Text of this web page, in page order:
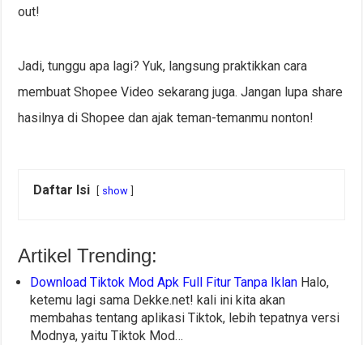
out!
Jadi, tunggu apa lagi? Yuk, langsung praktikkan cara
membuat Shopee Video sekarang juga. Jangan lupa share
hasilnya di Shopee dan ajak teman-temanmu nonton!
Daftar Isi show
Artikel Trending:
Download Tiktok Mod Apk Full Fitur Tanpa Iklan Halo,
ketemu lagi sama Dekke.net! kali ini kita akan
membahas tentang aplikasi Tiktok, lebih tepatnya versi
Modnya, yaitu Tiktok Mod…